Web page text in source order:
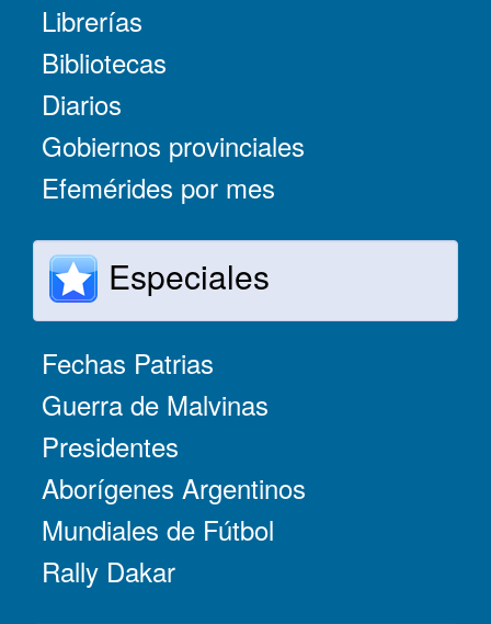
Librerías
Bibliotecas
Diarios
Gobiernos provinciales
Efemérides por mes
Especiales
Fechas Patrias
Guerra de Malvinas
Presidentes
Aborígenes Argentinos
Mundiales de Fútbol
Rally Dakar